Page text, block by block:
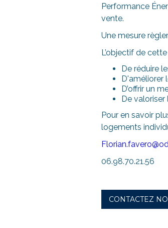
Performance
vente.
Une mesure
L’objectif de
De réduire
D'améliorer
D’offrir un
De
Pour en savoir
logements
06.98.70.21.56
CONTACTEZ